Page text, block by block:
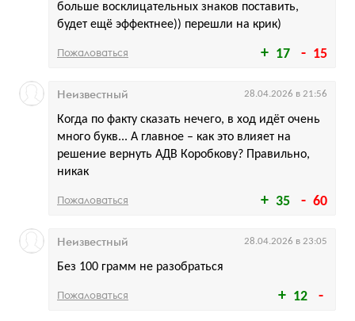
17 15
больше восклицательных знаков поставить,
будет ещё эффектнее)) перешли на крик)
Пожаловаться
35 60
Когда по факту сказать нечего, в ход идёт очень
много букв... А главное – как это влияет на
решение вернуть АДВ Коробкову? Правильно,
никак
Неизвестный 28.04.2026 в 21:56
Пожаловаться
12
Без 100 грамм не разобраться
Неизвестный 28.04.2026 в 23:05
Пожаловаться